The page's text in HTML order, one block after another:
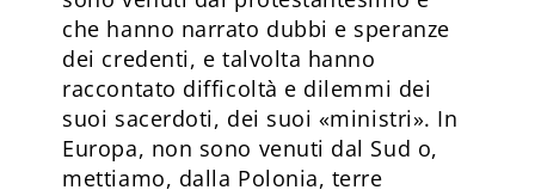
che hanno narrato dubbi e speranze
dei credenti, e talvolta hanno
raccontato difficoltà e dilemmi dei
suoi sacerdoti, dei suoi «ministri». In
Europa, non sono venuti dal Sud o,
mettiamo, dalla Polonia, terre